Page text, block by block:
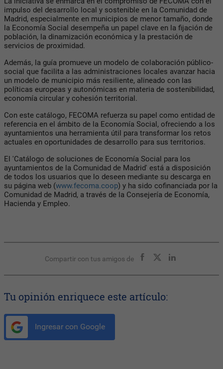
impulso del desarrollo local y sostenible en la Comunidad de
Madrid, especialmente en municipios de menor tamaño, donde
la Economía Social desempeña un papel clave en la fijación de
población, la dinamización económica y la prestación de
servicios de proximidad.
Además, la guía promueve un modelo de colaboración público-
social que facilita a las administraciones locales avanzar hacia
un modelo de municipio más resiliente, alineado con las
políticas europeas y autonómicas en materia de sostenibilidad,
economía circular y cohesión territorial.
Con este catálogo, FECOMA refuerza su papel como entidad de
referencia en el ámbito de la Economía Social, ofreciendo a los
ayuntamientos una herramienta útil para transformar los retos
actuales en oportunidades de desarrollo para sus territorios.
El 'Catálogo de soluciones de Economía Social para los
ayuntamientos de la Comunidad de Madrid' está a disposición
de todos los usuarios que lo deseen mediante su descarga en
su página web (www.fecoma.coop) y ha sido cofinanciada por la
Comunidad de Madrid, a través de la Consejería de Economía,
Hacienda y Empleo.
Compartir con tus amigos de
Tu opinión enriquece este artículo:
Ingresar con Google